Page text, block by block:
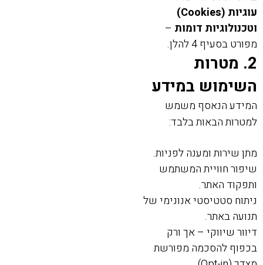
עוגיות (Cookies)
וטכנולוגיות דומות –
מפורט בסעיף 4 להלן.
2. מטרות
השימוש במידע
המידע הנאסף משמש
למטרות הבאות בלבד:
מתן שירות ומענה לפניות.
שיפור חוויית המשתמש
ותפקוד האתר.
ניתוח סטטיסטי אנונימי של
תנועה באתר.
דיוור שיווקי – אך ורק
בכפוף להסכמה מפורשת